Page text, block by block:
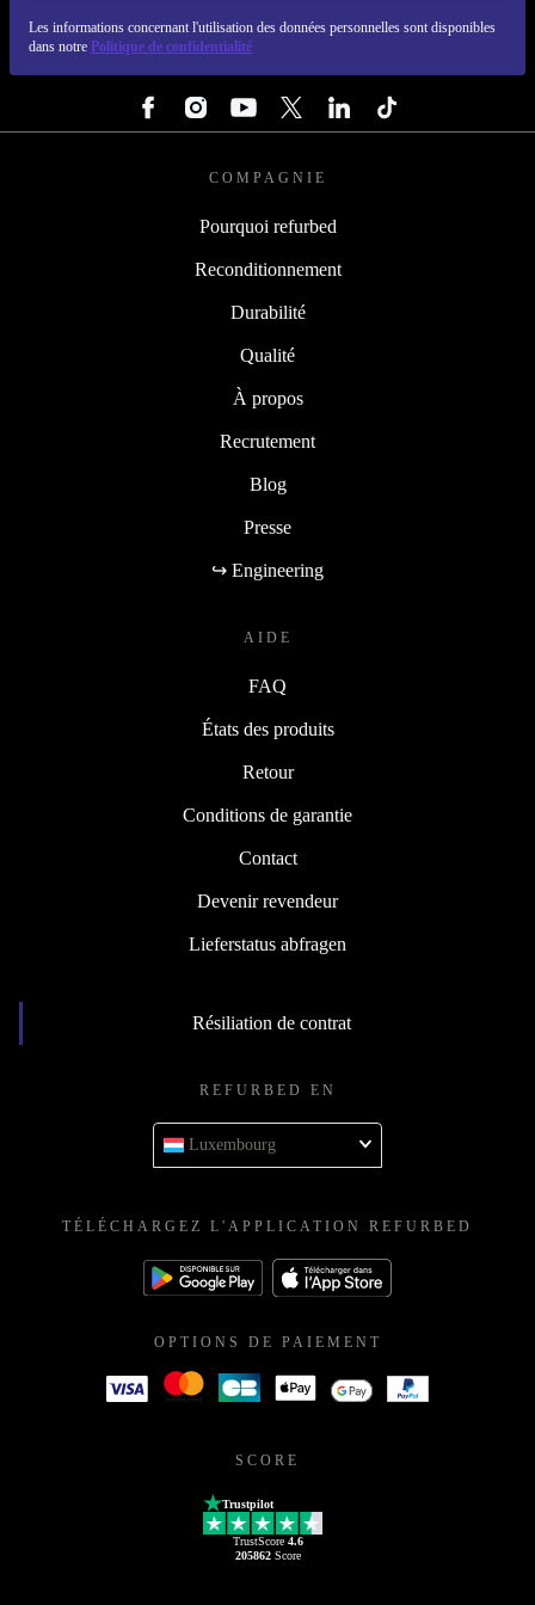
Les informations concernant l'utilisation des données personnelles sont disponibles
dans notre Politique de confidentialité
COMPAGNIE
Pourquoi refurbed
Reconditionnement
Durabilité
Qualité
À propos
Recrutement
Blog
Presse
↪ Engineering
AIDE
FAQ
États des produits
Retour
Conditions de garantie
Contact
Devenir revendeur
Lieferstatus abfragen
Résiliation de contrat
REFURBED EN
Luxembourg
TÉLÉCHARGEZ L'APPLICATION REFURBED
OPTIONS DE PAIEMENT
SCORE
Trustpilot
TrustScore 4.6
205862Score